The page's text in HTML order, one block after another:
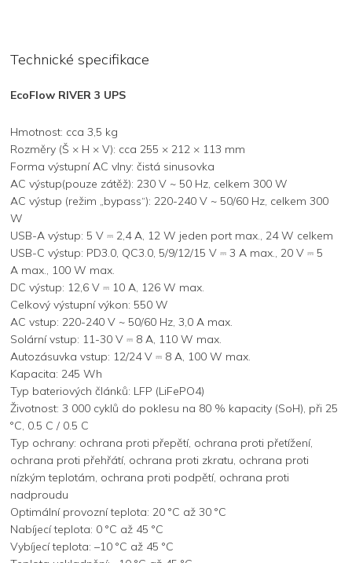
Technické specifikace
EcoFlow RIVER 3 UPS
Hmotnost: cca 3,5 kg
Rozměry (Š × H × V): cca 255 × 212 × 113 mm
Forma výstupní AC vlny: čistá sinusovka
AC výstup(pouze zátěž): 230 V ~ 50 Hz, celkem 300 W
AC výstup (režim „bypass“): 220-240 V ~ 50/60 Hz, celkem 300
W
USB-A výstup: 5 V ⎓ 2,4 A, 12 W jeden port max., 24 W celkem
USB-C výstup: PD3.0, QC3.0, 5/9/12/15 V ⎓ 3 A max., 20 V ⎓ 5
A max., 100 W max.
DC výstup: 12,6 V ⎓ 10 A, 126 W max.
Celkový výstupní výkon: 550 W
AC vstup: 220-240 V ~ 50/60 Hz, 3,0 A max.
Solární vstup: 11-30 V ⎓ 8 A, 110 W max.
Autozásuvka vstup: 12/24 V ⎓ 8 A, 100 W max.
Kapacita: 245 Wh
Typ bateriových článků: LFP (LiFePO4)
Životnost: 3 000 cyklů do poklesu na 80 % kapacity (SoH), při 25
°C, 0.5 C / 0.5 C
Typ ochrany: ochrana proti přepětí, ochrana proti přetížení,
ochrana proti přehřátí, ochrana proti zkratu, ochrana proti
nízkým teplotám, ochrana proti podpětí, ochrana proti
nadproudu
Optimální provozní teplota: 20 °C až 30 °C
Nabíjecí teplota: 0 °C až 45 °C
Vybíjecí teplota: –10 °C až 45 °C